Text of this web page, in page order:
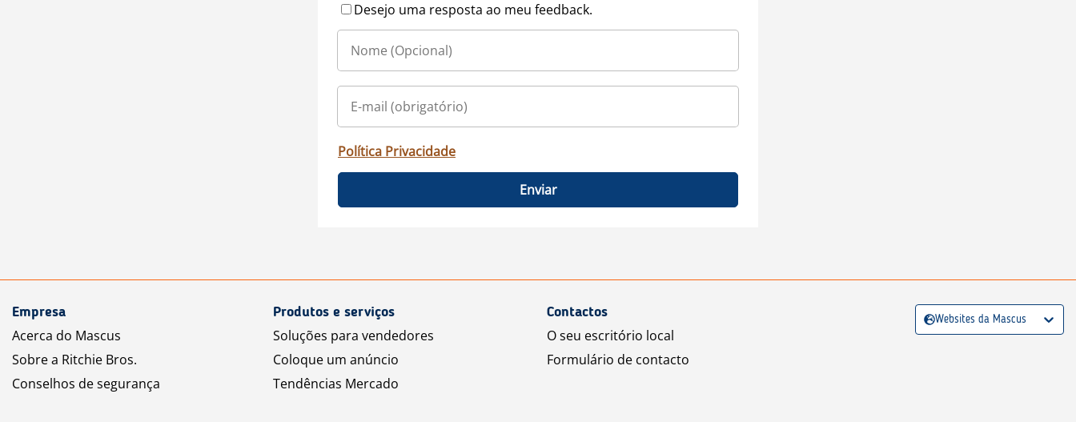
Desejo uma resposta ao meu feedback.
Política Privacidade
Enviar
Empresa
Acerca do Mascus
Sobre a Ritchie Bros.
Conselhos de segurança
Produtos e serviços
Soluções para vendedores
Coloque um anúncio
Tendências Mercado
Contactos
O seu escritório local
Formulário de contacto
Websites da Mascus